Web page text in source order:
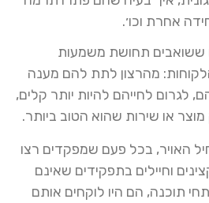
אחרת וכו׳.
ששואבים תחושת משמעות
מהרצון לתת להם מענה
לגרום לחייהם להיות יותר קלים,
או שירות שהוא הטוב ביותר.
האויר, בכל פעם שמפקדים רצו
וחיילים בתפקידים שאינם
תוכנה, הם היו לוקחים אותם